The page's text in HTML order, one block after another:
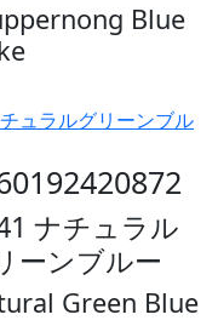
Blue
ナチュラル
ーンブルー
Green Blue